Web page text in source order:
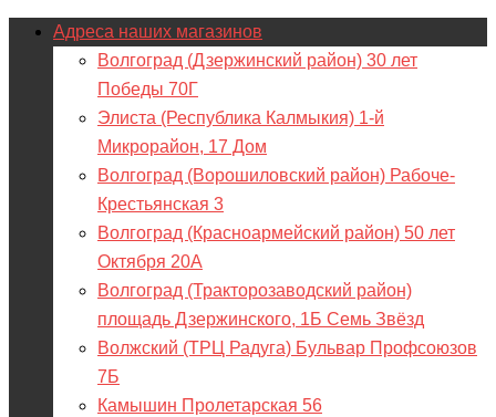
Адреса наших магазинов
Волгоград (Дзержинский район) 30 лет
Победы 70Г
Элиста (Республика Калмыкия) 1-й
Микрорайон, 17 Дом
Волгоград (Ворошиловский район) Рабоче-
Крестьянская 3
Волгоград (Красноармейский район) 50 лет
Октября 20А
Волгоград (Тракторозаводский район)
площадь Дзержинского, 1Б Семь Звёзд
Волжский (ТРЦ Радуга) Бульвар Профсоюзов
7Б
Камышин Пролетарская 56